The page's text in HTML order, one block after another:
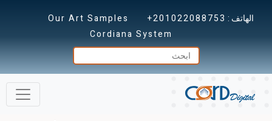
الهاتف : +201022088753
Our Art Samples
Cordiana System